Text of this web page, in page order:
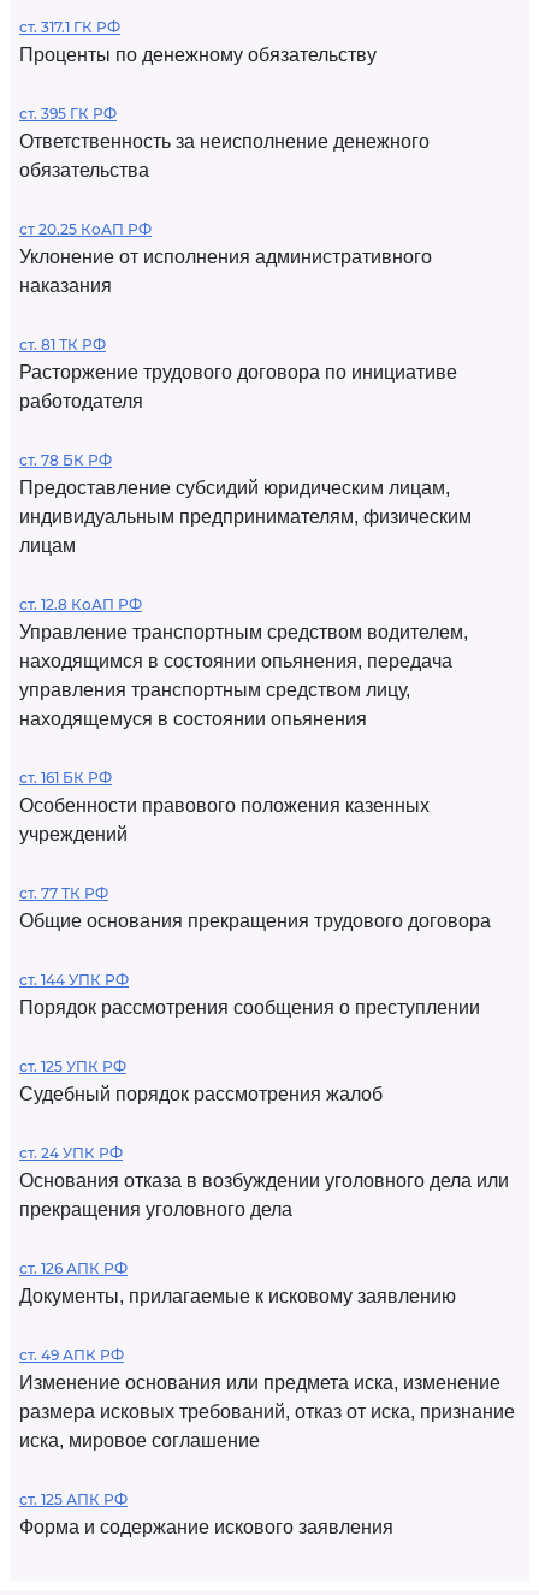
ст. 317.1 ГК РФ
Проценты по денежному обязательству
ст. 395 ГК РФ
Ответственность за неисполнение денежного
обязательства
ст 20.25 КоАП РФ
Уклонение от исполнения административного
наказания
ст. 81 ТК РФ
Расторжение трудового договора по инициативе
работодателя
ст. 78 БК РФ
Предоставление субсидий юридическим лицам,
индивидуальным предпринимателям, физическим
лицам
ст. 12.8 КоАП РФ
Управление транспортным средством водителем,
находящимся в состоянии опьянения, передача
управления транспортным средством лицу,
находящемуся в состоянии опьянения
ст. 161 БК РФ
Особенности правового положения казенных
учреждений
ст. 77 ТК РФ
Общие основания прекращения трудового договора
ст. 144 УПК РФ
Порядок рассмотрения сообщения о преступлении
ст. 125 УПК РФ
Судебный порядок рассмотрения жалоб
ст. 24 УПК РФ
Основания отказа в возбуждении уголовного дела или
прекращения уголовного дела
ст. 126 АПК РФ
Документы, прилагаемые к исковому заявлению
ст. 49 АПК РФ
Изменение основания или предмета иска, изменение
размера исковых требований, отказ от иска, признание
иска, мировое соглашение
ст. 125 АПК РФ
Форма и содержание искового заявления